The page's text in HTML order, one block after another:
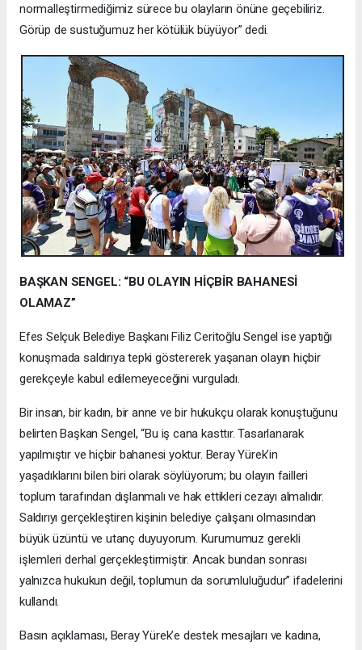
normalleştirmediğimiz sürece bu olayların önüne geçebiliriz.
Görüp de sustuğumuz her kötülük büyüyor” dedi.
BAŞKAN SENGEL: “BU OLAYIN HİÇBİR BAHANESİ
OLAMAZ”
Efes Selçuk Belediye Başkanı Filiz Ceritoğlu Sengel ise yaptığı
konuşmada saldırıya tepki göstererek yaşanan olayın hiçbir
gerekçeyle kabul edilemeyeceğini vurguladı.
Bir insan, bir kadın, bir anne ve bir hukukçu olarak konuştuğunu
belirten Başkan Sengel, “Bu iş cana kasttır. Tasarlanarak
yapılmıştır ve hiçbir bahanesi yoktur. Beray Yürek’in
yaşadıklarını bilen biri olarak söylüyorum; bu olayın failleri
toplum tarafından dışlanmalı ve hak ettikleri cezayı almalıdır.
Saldırıyı gerçekleştiren kişinin belediye çalışanı olmasından
büyük üzüntü ve utanç duyuyorum. Kurumumuz gerekli
işlemleri derhal gerçekleştirmiştir. Ancak bundan sonrası
yalnızca hukukun değil, toplumun da sorumluluğudur” ifadelerini
kullandı.
Basın açıklaması, Beray Yürek’e destek mesajları ve kadına,